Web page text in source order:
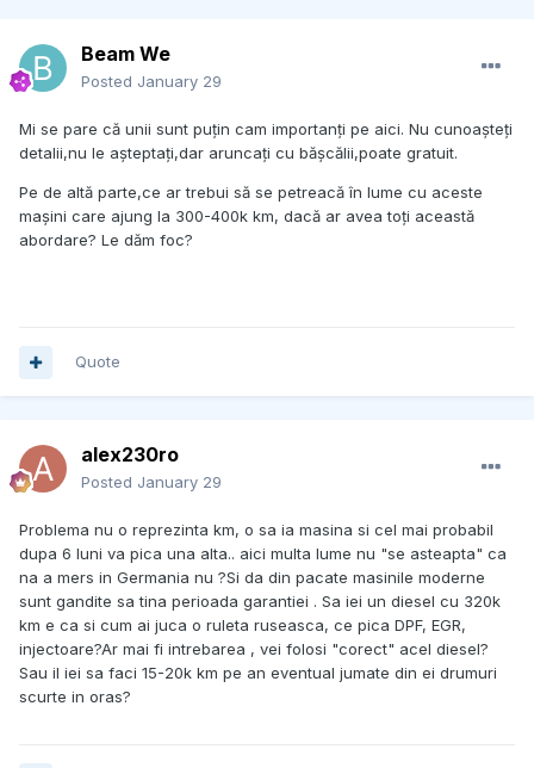
Beam We
Posted January 29
Mi se pare că unii sunt puțin cam importanți pe aici. Nu cunoașteți
detalii,nu le așteptați,dar aruncați cu bășcălii,poate gratuit.
Pe de altă parte,ce ar trebui să se petreacă în lume cu aceste
mașini care ajung la 300-400k km, dacă ar avea toți această
abordare? Le dăm foc?
Quote
alex230ro
Posted January 29
Problema nu o reprezinta km, o sa ia masina si cel mai probabil
dupa 6 luni va pica una alta.. aici multa lume nu "se asteapta" ca
na a mers in Germania nu ?Si da din pacate masinile moderne
sunt gandite sa tina perioada garantiei . Sa iei un diesel cu 320k
km e ca si cum ai juca o ruleta ruseasca, ce pica DPF, EGR,
injectoare?Ar mai fi intrebarea , vei folosi "corect" acel diesel?
Sau il iei sa faci 15-20k km pe an eventual jumate din ei drumuri
scurte in oras?